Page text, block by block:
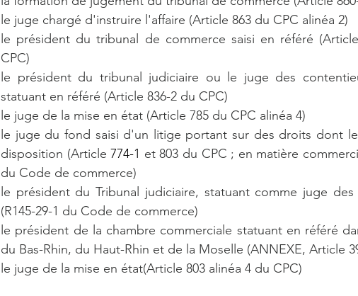
le juge chargé d'instruire l'affaire (Article 863 du CPC alinéa 2)
le président du tribunal de commerce saisi en référé
CPC)
le président du tribunal judiciaire ou le juge des
statuant en référé (Article 836-2 du CPC)
le juge de la mise en état (Article 785 du CPC alinéa 4)
le juge du fond saisi d'un litige portant sur des droits dont
disposition (Article 774-1 et 803 du CPC ; en matière
du Code de commerce)
le président du Tribunal judiciaire, statuant comme juge des
(R145-29-1 du Code de commerce)
le président de la chambre commerciale statuant en référé
du Bas-Rhin, du Haut-Rhin et de la Moselle (ANNEXE, Article
le juge de la mise en état(Article 803 alinéa 4 du CPC)